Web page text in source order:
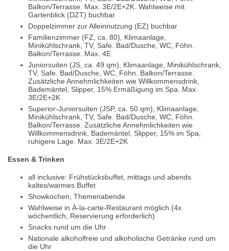
Balkon/Terrasse. Max. 3E/2E+2K. Wahlweise mit
Gartenblick (DZT) buchbar
Doppelzimmer zur Alleinnutzung (EZ) buchbar
Familienzimmer (FZ, ca. 80), Klimaanlage,
Minikühlschrank, TV, Safe. Bad/Dusche, WC, Föhn.
Balkon/Terrasse. Max. 4E
Juniorsuiten (JS, ca. 49 qm), Klimaanlage, Minikühlschrank,
TV, Safe. Bad/Dusche, WC, Föhn. Balkon/Terrasse.
Zusätzliche Annehmlichkeiten wie Willkommensdrink,
Bademäntel, Slipper, 15% Ermäßigung im Spa. Max.
3E/2E+2K
Superior-Juniorsuiten (JSP, ca. 50 qm), Klimaanlage,
Minikühlschrank, TV, Safe. Bad/Dusche, WC, Föhn.
Balkon/Terrasse. Zusätzliche Annehmlichkeiten wie
Willkommensdrink, Bademäntel, Slipper, 15% im Spa,
ruhigere Lage. Max. 3E/2E+2K
Essen & Trinken
all inclusive: Frühstücksbuffet, mittags und abends
kaltes/warmes Buffet
Showkochen, Themenabende
Wahlweise in À-la-carte-Restaurant möglich (4x
wöchentlich, Reservierung erforderlich)
Snacks rund um die Uhr
Nationale alkoholfreie und alkoholische Getränke rund um
die Uhr